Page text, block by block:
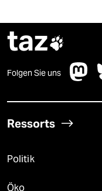
taz
Folgen Sie uns
Ressorts
Politik
Öko